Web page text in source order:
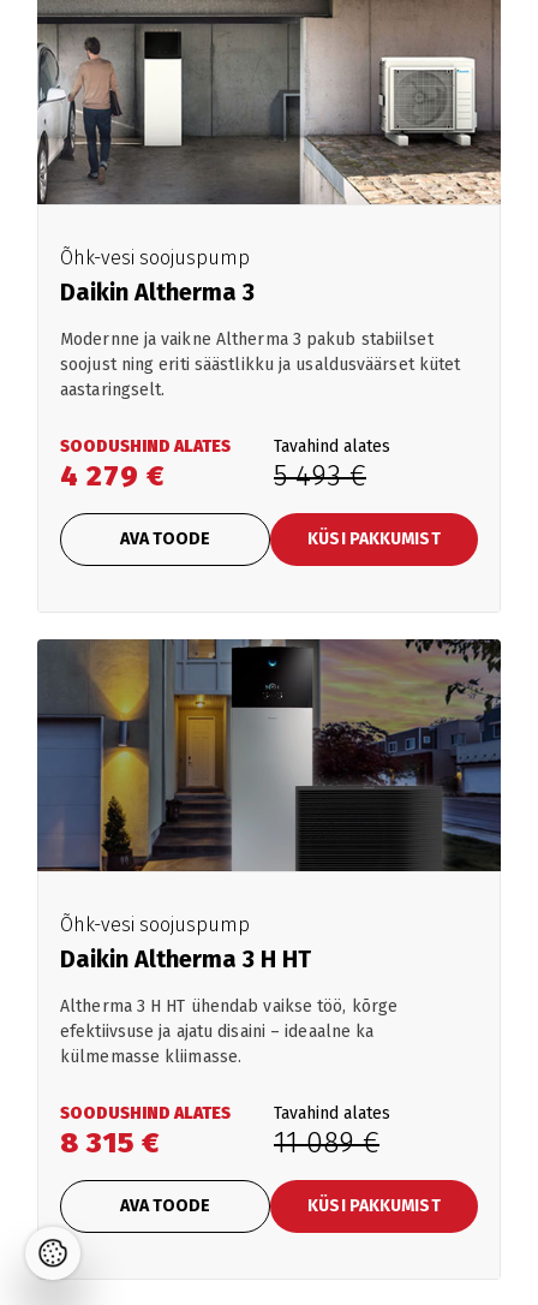
Õhk-vesi soojuspump
Daikin Altherma 3
Modernne ja vaikne Altherma 3 pakub stabiilset
soojust ning eriti säästlikku ja usaldusväärset kütet
aastaringselt.
SOODUSHIND ALATES
4 279 €
Tavahind alates
5 493 €
AVA TOODE KÜSI PAKKUMIST
Õhk-vesi soojuspump
Daikin Altherma 3 H HT
Altherma 3 H HT ühendab vaikse töö, kõrge
efektiivsuse ja ajatu disaini – ideaalne ka
külmemasse kliimasse.
SOODUSHIND ALATES
8 315 €
Tavahind alates
11 089 €
AVA TOODE KÜSI PAKKUMIST